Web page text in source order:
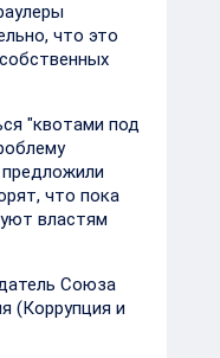
что это
"квотами под
что пока
властям
Союза
(Коррупция и